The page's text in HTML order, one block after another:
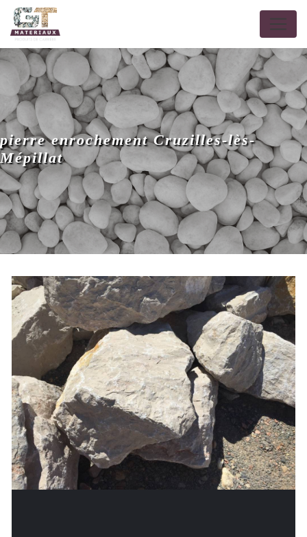
Panneau de gestion des cookies
pierre enrochement Cruzilles-lès-
Mépillat